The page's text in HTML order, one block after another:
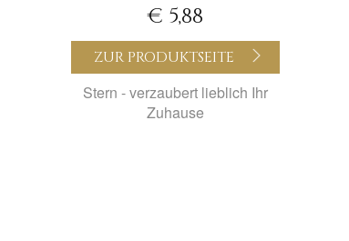
€ 5,88
ZUR PRODUKTSEITE
Stern - verzaubert lieblich Ihr
Zuhause